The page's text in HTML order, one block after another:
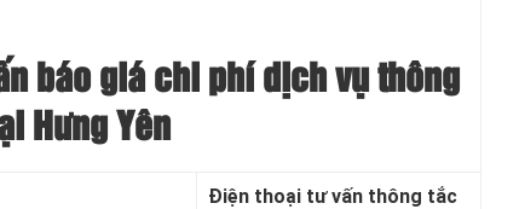
báo giá chi phí dịch vụ thông
Hưng Yên
Điện thoại tư vấn thông tắc